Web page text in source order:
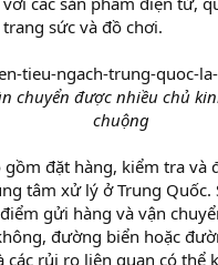
sức và đồ chơi.
chuyển được nhiều chủ
chuộng
gồm đặt hàng, kiểm tra và
tâm xử lý ở Trung Quốc.
gửi hàng và vận
đường biển hoặc
các rủi ro liên quan có thể